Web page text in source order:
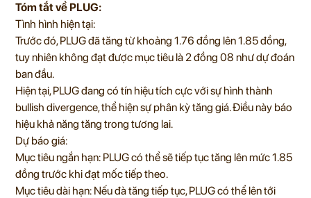
Tóm tắt về PLUG:
Tình hình hiện tại:
Trước đó, PLUG đã tăng từ khoảng 1.76 đồng lên 1.85 đồng,
tuy nhiên không đạt được mục tiêu là 2 đồng 08 như dự đoán
ban đầu.
Hiện tại, PLUG đang có tín hiệu tích cực với sự hình thành
bullish divergence, thể hiện sự phân kỳ tăng giá. Điều này báo
hiệu khả năng tăng trong tương lai.
Dự báo giá:
Mục tiêu ngắn hạn: PLUG có thể sẽ tiếp tục tăng lên mức 1.85
đồng trước khi đạt mốc tiếp theo.
Mục tiêu dài hạn: Nếu đà tăng tiếp tục, PLUG có thể lên tới